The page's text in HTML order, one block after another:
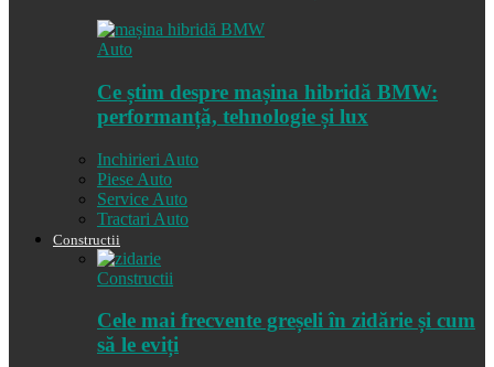
Auto
Ce știm despre mașina hibridă BMW:
performanță, tehnologie și lux
Inchirieri Auto
Piese Auto
Service Auto
Tractari Auto
Constructii
Constructii
Cele mai frecvente greșeli în zidărie și cum
să le eviți